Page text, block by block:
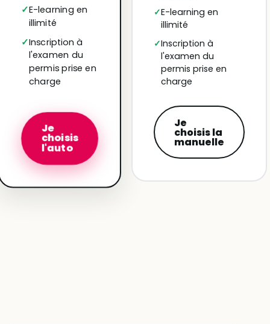
E-learning en
illimité
Inscription à
l'examen du
permis prise en
charge
Je
choisis
l'auto
E-learning en
illimité
Inscription à
l'examen du
permis prise en
charge
Je
choisis la
manuelle